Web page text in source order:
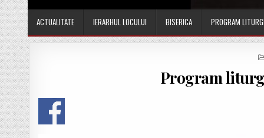
ACTUALITATE IERARHUL LOCULUI BISERICA PROGRAM
Program